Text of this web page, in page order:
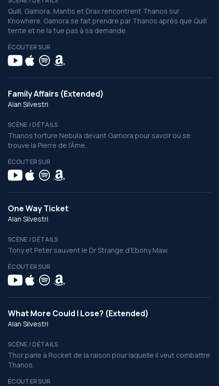
Quill, Gamora, Mantis et Drax rencontrent Thanos sur
Knowhere. Gamora se fait prendre par Thanos après que Quill
tente et ne la tue pas à sa demande.
ÉCOUTER SUR
Family Affairs (Extended)
Alan Silvestri
SCÈNE / DÉTAILS
Thanos torture Nebula devant Gamora pour savoir où se
trouve la Pierre de l’Âme.
ÉCOUTER SUR
One Way Ticket
Alan Silvestri
SCÈNE / DÉTAILS
Tony et Peter sauvent le Dr Strange d’Ebony Maw.
ÉCOUTER SUR
What More Could I Lose? (Extended)
Alan Silvestri
SCÈNE / DÉTAILS
Thor parle à Rocket de la raison pour laquelle il veut combattre
Thanos.
ÉCOUTER SUR